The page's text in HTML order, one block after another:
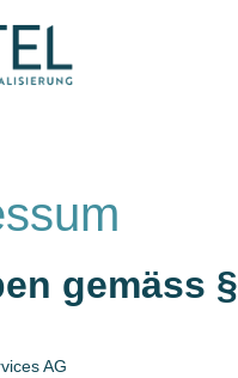
gemäss
AG